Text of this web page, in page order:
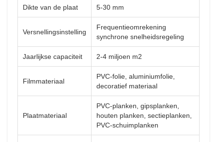
Dikte van de plaat 5-30 mm
Versnellingsinstelling
Frequentieomrekening
synchrone snelheidsregeling
Jaarlijkse capaciteit 2-4 miljoen m2
Filmmateriaal
PVC-folie, aluminiumfolie,
decoratief materiaal
Plaatmateriaal
PVC-planken, gipsplanken,
houten planken, sectieplanken,
PVC-schuimplanken